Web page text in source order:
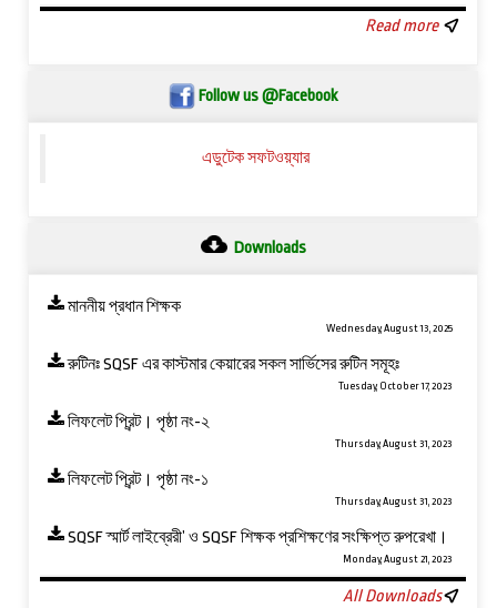
Read more
Follow us @Facebook
এডুটেক সফটওয়্যার
Downloads
মাননীয় প্রধান শিক্ষক
Wednesday, August 13, 2025
রুটিনঃ SQSF এর কাস্টমার কেয়ারের সকল সার্ভিসের রুটিন সমূহঃ
Tuesday, October 17, 2023
লিফলেট প্রিন্ট। পৃষ্ঠা নং-২
Thursday, August 31, 2023
লিফলেট প্রিন্ট। পৃষ্ঠা নং-১
Thursday, August 31, 2023
SQSF স্মার্ট লাইব্রেরী’ ও ‍SQSF শিক্ষক প্রশিক্ষণের সংক্ষিপ্ত রুপরেখা।
Monday, August 21, 2023
All Downloads